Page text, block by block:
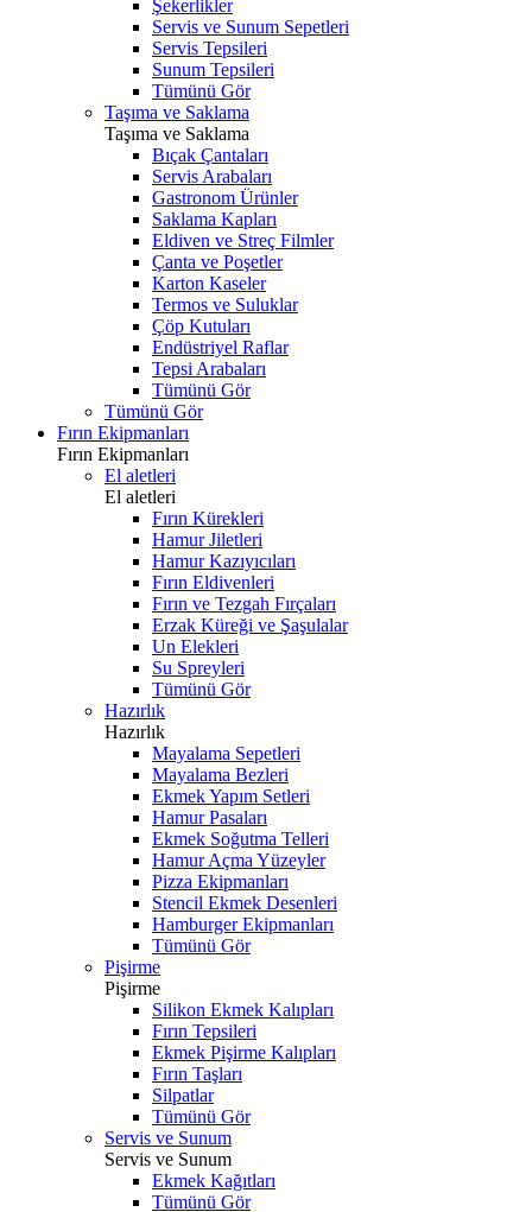
Şekerlikler
Servis ve Sunum Sepetleri
Servis Tepsileri
Sunum Tepsileri
Tümünü Gör
Taşıma ve Saklama
Taşıma ve Saklama
Bıçak Çantaları
Servis Arabaları
Gastronom Ürünler
Saklama Kapları
Eldiven ve Streç Filmler
Çanta ve Poşetler
Karton Kaseler
Termos ve Suluklar
Çöp Kutuları
Endüstriyel Raflar
Tepsi Arabaları
Tümünü Gör
Tümünü Gör
Fırın Ekipmanları
Fırın Ekipmanları
El aletleri
El aletleri
Fırın Kürekleri
Hamur Jiletleri
Hamur Kazıyıcıları
Fırın Eldivenleri
Fırın ve Tezgah Fırçaları
Erzak Küreği ve Şaşulalar
Un Elekleri
Su Spreyleri
Tümünü Gör
Hazırlık
Hazırlık
Mayalama Sepetleri
Mayalama Bezleri
Ekmek Yapım Setleri
Hamur Pasaları
Ekmek Soğutma Telleri
Hamur Açma Yüzeyler
Pizza Ekipmanları
Stencil Ekmek Desenleri
Hamburger Ekipmanları
Tümünü Gör
Pişirme
Pişirme
Silikon Ekmek Kalıpları
Fırın Tepsileri
Ekmek Pişirme Kalıpları
Fırın Taşları
Silpatlar
Tümünü Gör
Servis ve Sunum
Servis ve Sunum
Ekmek Kağıtları
Tümünü Gör